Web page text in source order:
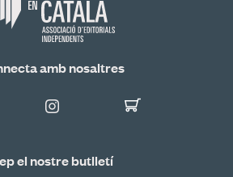
amb nosaltres
el nostre butlletí